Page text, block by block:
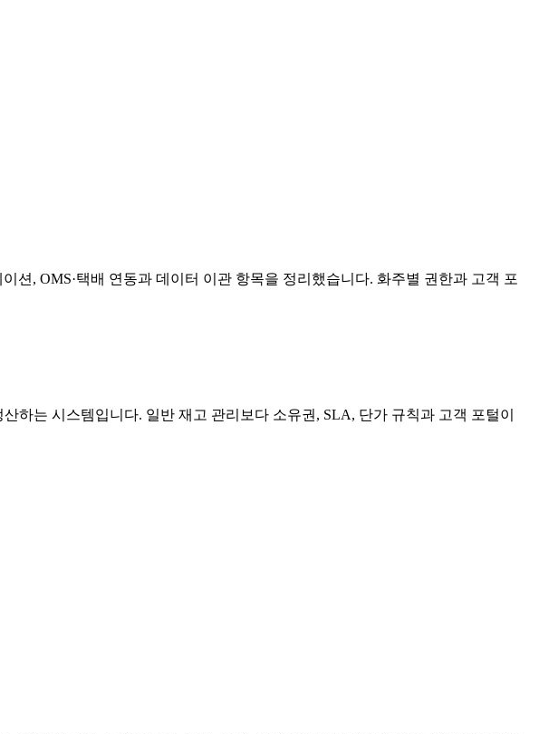
션, OMS·택배 연동과 데이터 이관 항목을 정리했습니다. 화주별 권한과 고객 포
하는 시스템입니다. 일반 재고 관리보다 소유권, SLA, 단가 규칙과 고객 포털이